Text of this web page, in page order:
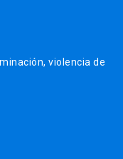
violencia de